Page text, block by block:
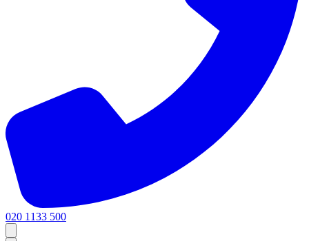
020 1133 500